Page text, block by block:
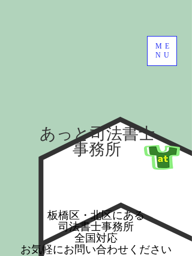
ME
NU
​あっと司法書士
事務所
​板橋区・北区にある
司法書士事務所
全国対応
​お気軽にお問い合わせください